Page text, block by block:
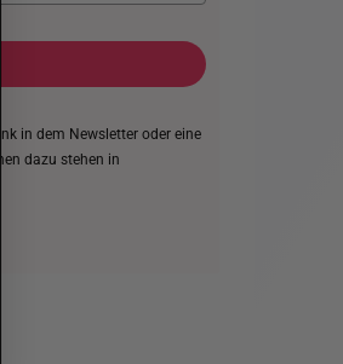
in dem Newsletter oder eine
dazu stehen in